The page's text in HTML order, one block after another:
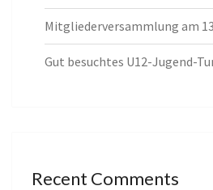
Mitgliederversammlung am
Gut besuchtes U12-Jugend-
Recent Comments